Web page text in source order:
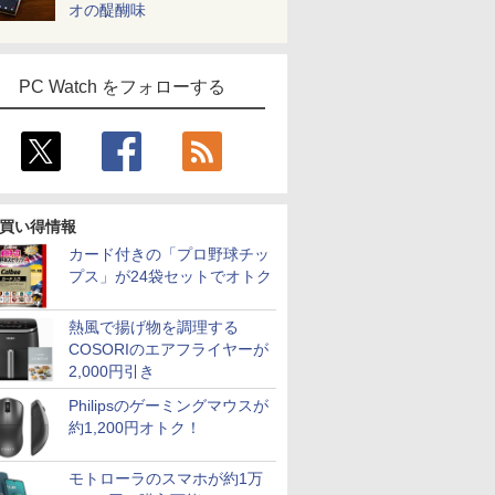
オの醍醐味
PC Watch をフォローする
い得情報
カード付きの「プロ野球チッ
プス」が24袋セットでオトク
熱風で揚げ物を調理する
COSORIのエアフライヤーが
2,000円引き
Philipsのゲーミングマウスが
約1,200円オトク！
モトローラのスマホが約1万